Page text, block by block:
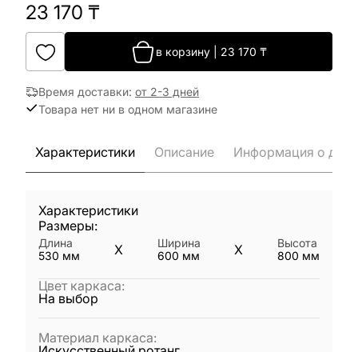
23 170 ₸
в корзину 23 170 ₸
Время доставки: от 2-3 дней
Товара нет ни в одном магазине
Характеристики Описание Информация о
Характеристики
Размеры:
Длина
530 мм X
Ширина
600 мм X
Высота
800 мм
Цвет каркаса:
На выбор
Материал каркаса: